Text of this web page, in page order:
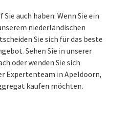
auch haben: Wenn Sie ein
niederländischen
Sie sich für das beste
Sehen Sie in unserer
oder wenden Sie sich
Expertenteam in Apeldoorn,
kaufen möchten.